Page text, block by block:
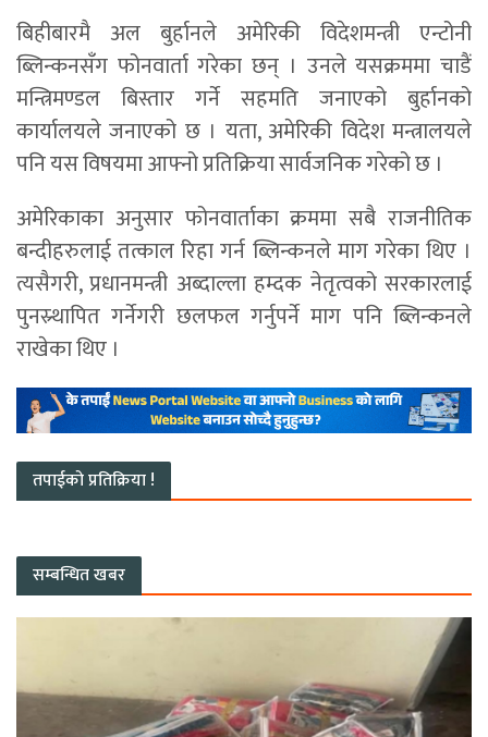
बिहीबारमै अल बुर्हानले अमेरिकी विदेशमन्त्री एन्टोनी
ब्लिन्कनसँग फोनवार्ता गरेका छन् । उनले यसक्रममा चाडैं
मन्त्रिमण्डल बिस्तार गर्ने सहमति जनाएको बुर्हानको
कार्यालयले जनाएको छ । यता, अमेरिकी विदेश मन्त्रालयले
पनि यस विषयमा आफ्नो प्रतिक्रिया सार्वजनिक गरेको छ ।
अमेरिकाका अनुसार फोनवार्ताका क्रममा सबै राजनीतिक
बन्दीहरुलाई तत्काल रिहा गर्न ब्लिन्कनले माग गरेका थिए ।
त्यसैगरी, प्रधानमन्त्री अब्दाल्ला हम्दक नेतृत्वको सरकारलाई
पुनस्र्थापित गर्नेगरी छलफल गर्नुपर्ने माग पनि ब्लिन्कनले
राखेका थिए ।
तपाईको प्रतिक्रिया !
सम्बन्धित खबर